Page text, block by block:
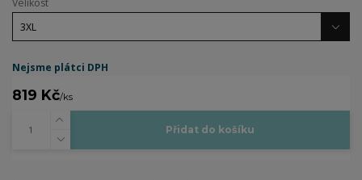
Nejsme plátci DPH
819 Kč/ks
Přidat do košíku